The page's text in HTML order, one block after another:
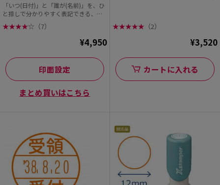
「いつ(日付)」と「誰が(名前)」を、ひ
と捺しで分かりやすく表記できる、シ
ヤチハタの「デ...
★★★★☆ （7）
¥4,950
印面設定
まとめ買いはこちら
★★★★★ （2）
¥3,520
カートに入れる